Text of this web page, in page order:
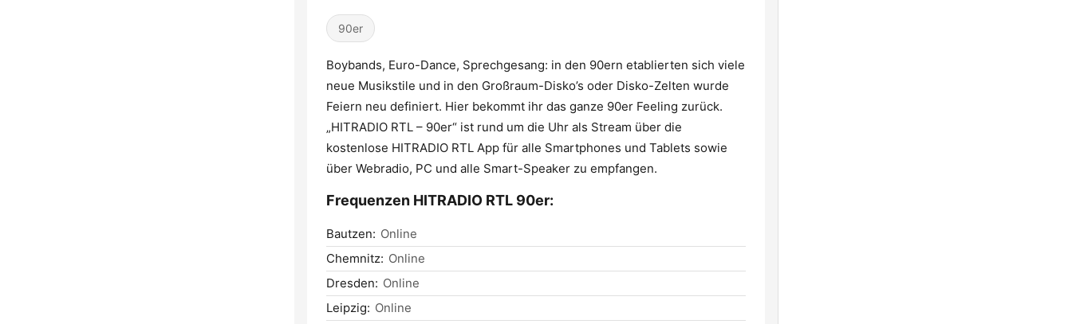
90er
Boybands, Euro-Dance, Sprechgesang: in den 90ern etablierten sich viele
neue Musikstile und in den Großraum-Disko’s oder Disko-Zelten wurde
Feiern neu definiert. Hier bekommt ihr das ganze 90er Feeling zurück.
„HITRADIO RTL – 90er“ ist rund um die Uhr als Stream über die
kostenlose HITRADIO RTL App für alle Smartphones und Tablets sowie
über Webradio, PC und alle Smart-Speaker zu empfangen.
Frequenzen HITRADIO RTL 90er:
Bautzen: Online
Chemnitz: Online
Dresden: Online
Leipzig: Online